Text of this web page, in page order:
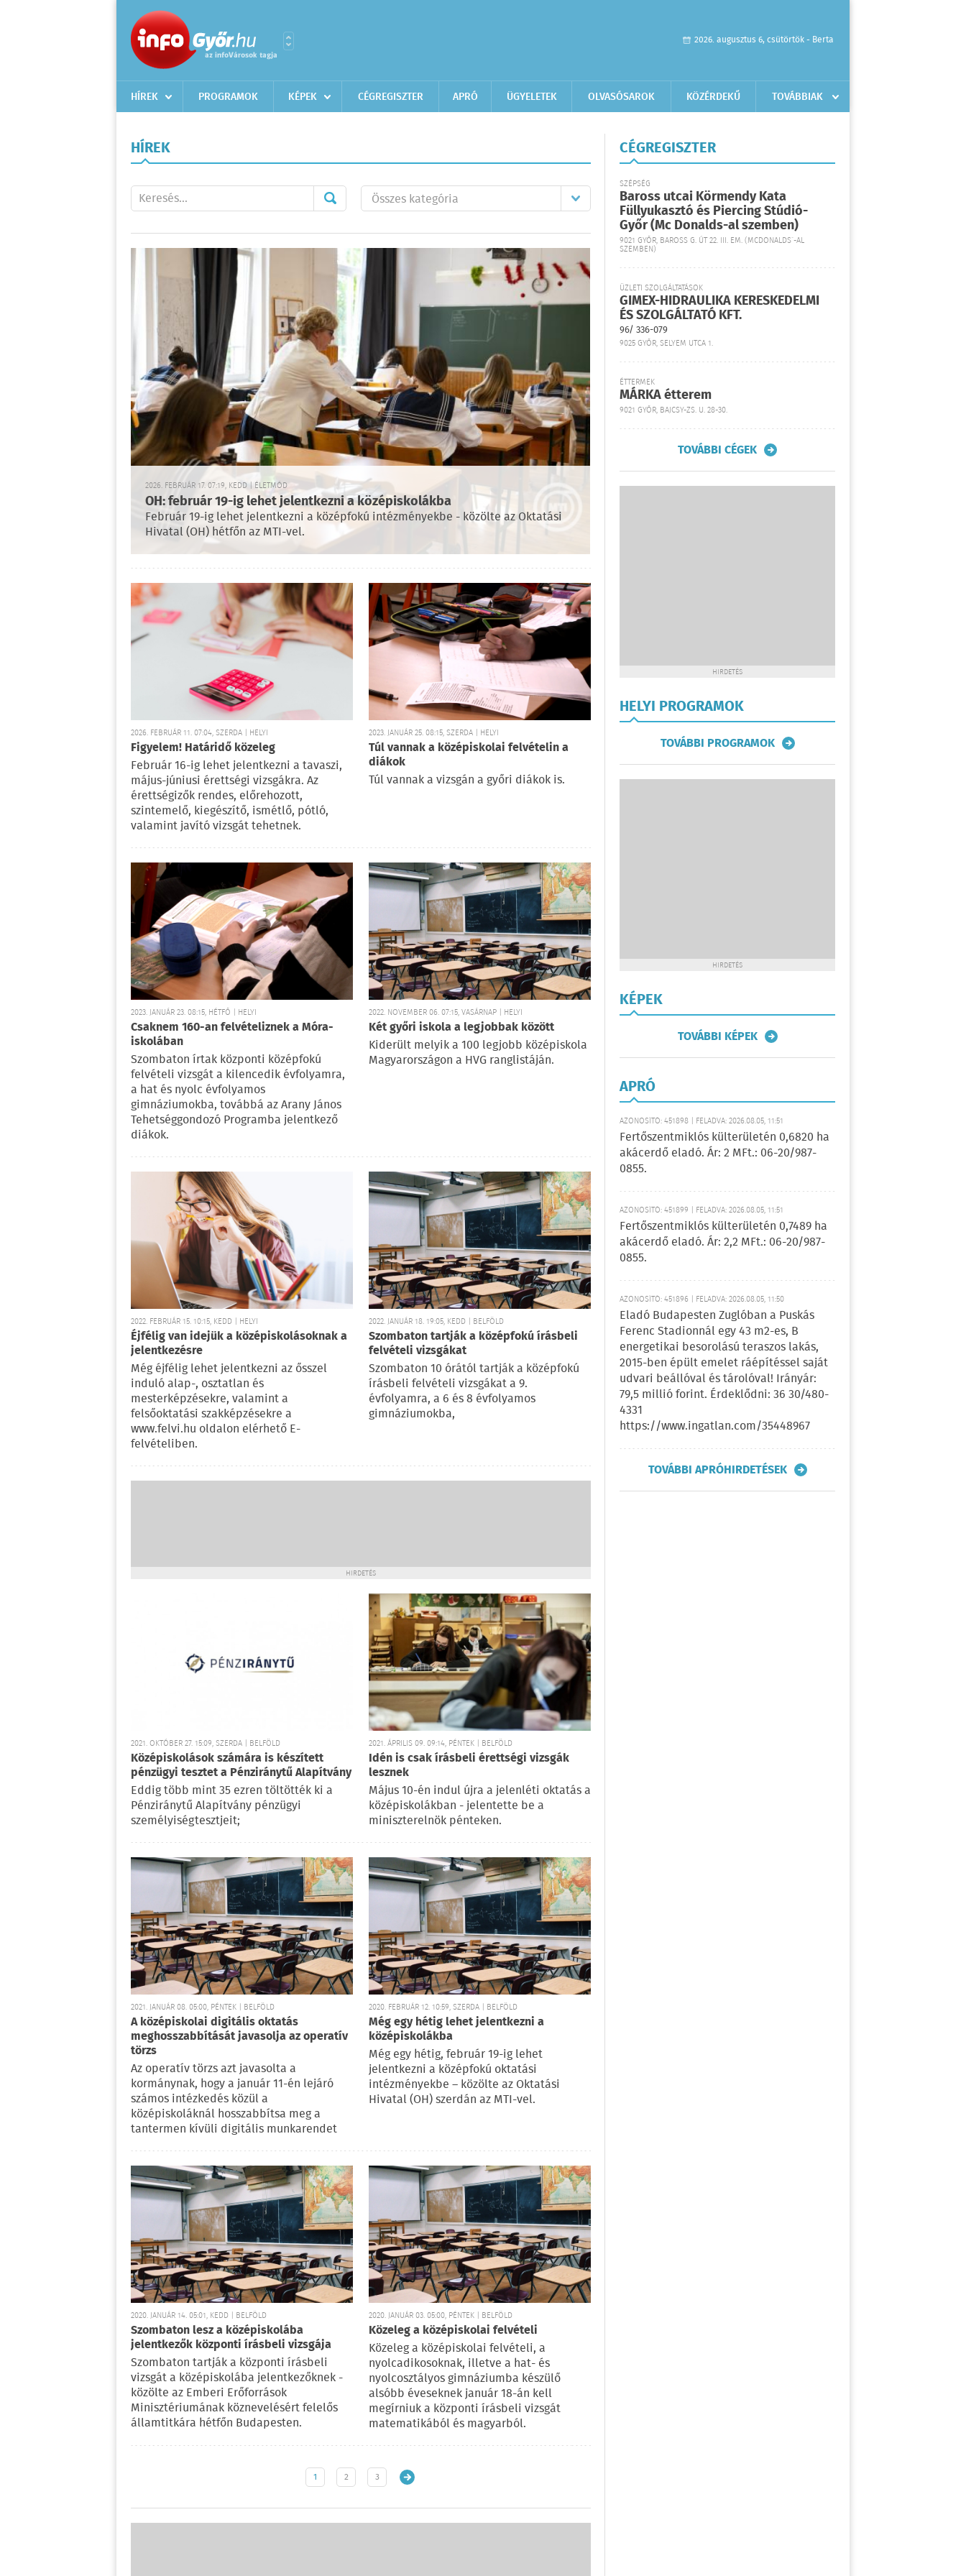
2026. augusztus 6, csütörtök - Berta
HÍREK PROGRAMOK KÉPEK CÉGREGISZTER APRÓ ÜGYELETEK OLVASÓSAROK KÖZÉRDEKŰ TOVÁBBIAK
HÍREK
2026. FEBRUÁR 17. 07:19, KEDD | ÉLETMÓD
OH: február 19-ig lehet jelentkezni a középiskolákba
Február 19-ig lehet jelentkezni a középfokú intézményekbe - közölte az Oktatási
Hivatal (OH) hétfőn az MTI-vel.
2026. FEBRUÁR 11. 07:04, SZERDA | HELYI
Figyelem! Határidő közeleg
Február 16-ig lehet jelentkezni a tavaszi,
május-júniusi érettségi vizsgákra. Az
érettségizők rendes, előrehozott,
szintemelő, kiegészítő, ismétlő, pótló,
valamint javító vizsgát tehetnek.
2023. JANUÁR 25. 08:15, SZERDA | HELYI
Túl vannak a középiskolai felvételin a
diákok
Túl vannak a vizsgán a győri diákok is.
2023. JANUÁR 23. 08:15, HÉTFŐ | HELYI
Csaknem 160-an felvételiznek a Móra-
iskolában
Szombaton írtak központi középfokú
felvételi vizsgát a kilencedik évfolyamra,
a hat és nyolc évfolyamos
gimnáziumokba, továbbá az Arany János
Tehetséggondozó Programba jelentkező
diákok.
2022. NOVEMBER 06. 07:15, VASÁRNAP | HELYI
Két győri iskola a legjobbak között
Kiderült melyik a 100 legjobb középiskola
Magyarországon a HVG ranglistáján.
2022. FEBRUÁR 15. 10:15, KEDD | HELYI
Éjfélig van idejük a középiskolásoknak a
jelentkezésre
Még éjfélig lehet jelentkezni az ősszel
induló alap-, osztatlan és
mesterképzésekre, valamint a
felsőoktatási szakképzésekre a
www.felvi.hu oldalon elérhető E-
felvételiben.
2022. JANUÁR 18. 19:05, KEDD | BELFÖLD
Szombaton tartják a középfokú írásbeli
felvételi vizsgákat
Szombaton 10 órától tartják a középfokú
írásbeli felvételi vizsgákat a 9.
évfolyamra, a 6 és 8 évfolyamos
gimnáziumokba,
HIRDETÉS
2021. OKTÓBER 27. 15:09, SZERDA | BELFÖLD
Középiskolások számára is készített
pénzügyi tesztet a Pénziránytű Alapítvány
Eddig több mint 35 ezren töltötték ki a
Pénziránytű Alapítvány pénzügyi
személyiségtesztjeit;
2021. ÁPRILIS 09. 09:14, PÉNTEK | BELFÖLD
Idén is csak írásbeli érettségi vizsgák
lesznek
Május 10-én indul újra a jelenléti oktatás a
középiskolákban - jelentette be a
miniszterelnök pénteken.
2021. JANUÁR 08. 05:00, PÉNTEK | BELFÖLD
A középiskolai digitális oktatás
meghosszabbítását javasolja az operatív
törzs
Az operatív törzs azt javasolta a
kormánynak, hogy a január 11-én lejáró
számos intézkedés közül a
középiskoláknál hosszabbítsa meg a
tantermen kívüli digitális munkarendet
2020. FEBRUÁR 12. 10:59, SZERDA | BELFÖLD
Még egy hétig lehet jelentkezni a
középiskolákba
Még egy hétig, február 19-ig lehet
jelentkezni a középfokú oktatási
intézményekbe – közölte az Oktatási
Hivatal (OH) szerdán az MTI-vel.
2020. JANUÁR 14. 05:01, KEDD | BELFÖLD
Szombaton lesz a középiskolába
jelentkezők központi írásbeli vizsgája
Szombaton tartják a központi írásbeli
vizsgát a középiskolába jelentkezőknek -
közölte az Emberi Erőforrások
Minisztériumának köznevelésért felelős
államtitkára hétfőn Budapesten.
2020. JANUÁR 03. 05:00, PÉNTEK | BELFÖLD
Közeleg a középiskolai felvételi
Közeleg a középiskolai felvételi, a
nyolcadikosoknak, illetve a hat- és
nyolcosztályos gimnáziumba készülő
alsóbb éveseknek január 18-án kell
megírniuk a központi írásbeli vizsgát
matematikából és magyarból.
1 2 3
CÉGREGISZTER
SZÉPSÉG
Baross utcai Körmendy Kata
Füllyukasztó és Piercing Stúdió-
Győr (Mc Donalds-al szemben)
9021 GYŐR, BAROSS G. ÚT 22. III. EM. (MCDONALDS´-AL
SZEMBEN)
ÜZLETI SZOLGÁLTATÁSOK
GIMEX-HIDRAULIKA KERESKEDELMI
ÉS SZOLGÁLTATÓ KFT.
96/ 336-079
9025 GYŐR, SELYEM UTCA 1.
ÉTTERMEK
MÁRKA étterem
9021 GYŐR, BAJCSY-ZS. U. 28-30.
TOVÁBBI CÉGEK
HIRDETÉS
HELYI PROGRAMOK
TOVÁBBI PROGRAMOK
HIRDETÉS
KÉPEK
TOVÁBBI KÉPEK
APRÓ
AZONOSÍTÓ: 451898 | FELADVA: 2026.08.05, 11:51
Fertőszentmiklós külterületén 0,6820 ha
akácerdő eladó. Ár: 2 MFt.: 06-20/987-
0855.
AZONOSÍTÓ: 451899 | FELADVA: 2026.08.05, 11:51
Fertőszentmiklós külterületén 0,7489 ha
akácerdő eladó. Ár: 2,2 MFt.: 06-20/987-
0855.
AZONOSÍTÓ: 451896 | FELADVA: 2026.08.05, 11:50
Eladó Budapesten Zuglóban a Puskás
Ferenc Stadionnál egy 43 m2-es, B
energetikai besorolású teraszos lakás,
2015-ben épült emelet ráépítéssel saját
udvari beállóval és tárolóval! Irányár:
79,5 millió forint. Érdeklődni: 36 30/480-
4331
https://www.ingatlan.com/35448967
TOVÁBBI APRÓHIRDETÉSEK